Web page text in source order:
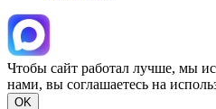
Чтобы сайт работал лучше, мы
нами, вы соглашаетесь на
OK